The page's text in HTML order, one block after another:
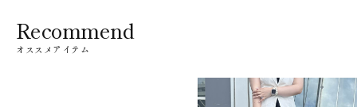
Recommend
オススメアイテム